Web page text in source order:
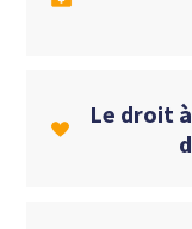
Le droit